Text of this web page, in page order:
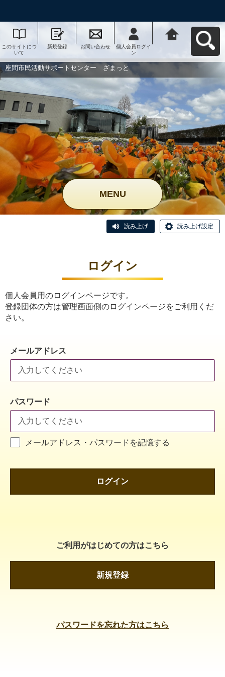
このサイトにつ
いて
新規登録 お問い合わせ
個人会員ログイ
ン
ー ざまっとへ
座間市民活動サポートセンター ざまっと
MENU
読み上げ 読み上げ設定
ログイン
個人会員用のログインページです。
登録団体の方は管理画面側のログインページをご利用くだ
さい。
メールアドレス
パスワード
メールアドレス・パスワードを記憶する
ログイン
ご利用がはじめての方はこちら
新規登録
パスワードを忘れた方はこちら